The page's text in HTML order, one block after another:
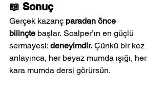
📖 Sonuç
Gerçek kazanç paradan önce
bilinçte başlar. Scalper’ın en güçlü
sermayesi: deneyimdir. Çünkü bir kez
anlayınca, her beyaz mumda ışığı, her
kara mumda dersi görürsün.